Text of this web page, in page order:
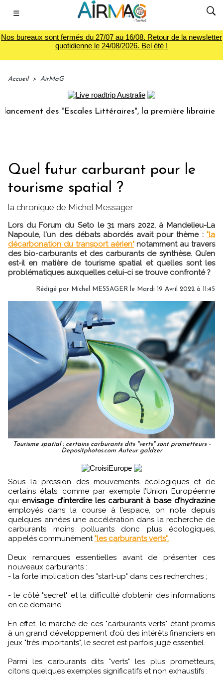
☰
Nos bureaux sont fermés du 27/07 au 16/08. Retour de la newsletter
quotidienne le 24/08/2026. Bel été !
Accueil > AirMaG
des "Escales Littéraires", la première librairie du
Quel futur carburant pour le
tourisme spatial ?
la chronique de Michel Messager
Lors du Forum du Seto le 31 mars 2022, à Mandelieu-La
Napoule, l'un des débats abordés avait pour thème : "la
décarbonation du transport aérien"notamment au travers
des bio-carburants et des carburants de synthèse. Qu’en
est-il en matière de tourisme spatial et quelles sont les
problématiques auxquelles celui-ci se trouve confronté ?
Rédigé par Michel MESSAGER le Mardi 19 Avril 2022 à 11:45
Tourisme spatial : certains carburants dits "verts" sont prometteurs -
Depositphotos.com Auteur galdzer
Sous la pression des mouvements écologiques et de
certains états, comme par exemple l’Union Européenne
qui envisage d’interdire les carburant à base d’hydrazine
employés dans la course à l’espace, on note depuis
quelques années une accélération dans la recherche de
carburants moins polluants donc plus écologiques,
appelés communément"les carburants verts".
Deux remarques essentielles avant de présenter ces
nouveaux carburants :
- la forte implication des "start-up" dans ces recherches ;
- le côté "secret" et la difficulté d’obtenir des informations
en ce domaine.
En effet, le marché de ces "carburants verts" étant promis
à un grand développement d’où des intérêts financiers en
jeux "très importants", le secret est parfois jugé essentiel.
Parmi les carburants dits "verts" les plus prometteurs,
citons quelques exemples significatifs et non exhaustifs :